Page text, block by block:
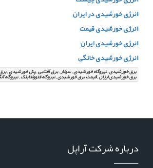
انرژی خورشیدی در ایران
انرژی خورشیدی قیمت
انرژی خورشیدی ایران
انرژی خورشیدی خانگی
برق خورشیدی , نیروگاه خورشیدی , سولار , برق آفتابی , پنل خورشیدی ,
برق خورشیدی ارزان , قیمت برق خورشیدی , نیروگاه فتوولتایئک , نیروگاه
درباره شرکت آراپل